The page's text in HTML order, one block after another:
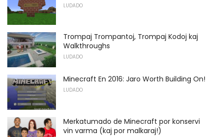
LUDADO
Trompaj Trompantoj, Trompaj Kodoj kaj
Walkthroughs
LUDADO
Minecraft En 2016: Jaro Worth Building On!
LUDADO
Merkatumado de Minecraft por konservi
vin varma (kaj por malkaraj!)